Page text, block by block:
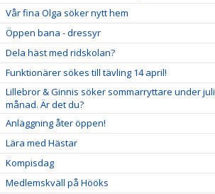
Vår fina Olga söker nytt hem
Öppen bana - dressyr
Dela häst med ridskolan?
Funktionärer sökes till tävling 14 april!
Lillebror & Ginnis söker sommarryttare under juli
månad. Är det du?
Anläggning åter öppen!
Lära med Hästar
Kompisdag
Medlemskväll på Hööks